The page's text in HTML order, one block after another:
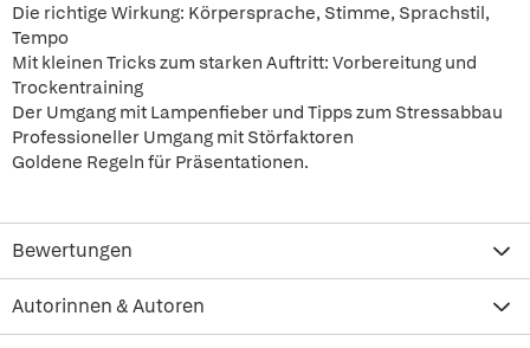
Die richtige Wirkung: Körpersprache, Stimme, Sprachstil,
Tempo
Mit kleinen Tricks zum starken Auftritt: Vorbereitung und
Trockentraining
Der Umgang mit Lampenfieber und Tipps zum Stressabbau
Professioneller Umgang mit Störfaktoren
Goldene Regeln für Präsentationen.
Bewertungen
Autorinnen & Autoren